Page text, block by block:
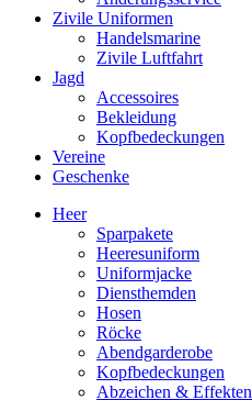
Zivile Uniformen
Handelsmarine
Zivile Luftfahrt
Jagd
Accessoires
Bekleidung
Kopfbedeckungen
Vereine
Geschenke
Heer
Sparpakete
Heeresuniform
Uniformjacke
Diensthemden
Hosen
Röcke
Abendgarderobe
Kopfbedeckungen
Abzeichen & Effekten